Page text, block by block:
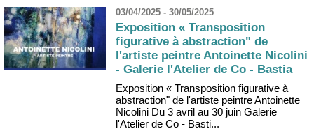
03/04/2025 - 30/05/2025
Exposition « Transposition
figurative à abstraction" de
l'artiste peintre Antoinette Nicolini
- Galerie l'Atelier de Co - Bastia
Exposition « Transposition figurative à
abstraction" de l'artiste peintre Antoinette
Nicolini Du 3 avril au 30 juin Galerie
l'Atelier de Co - Basti...